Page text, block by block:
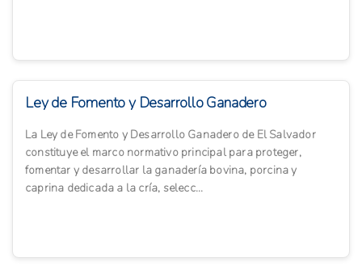
Ley de Fomento y Desarrollo Ganadero
La Ley de Fomento y Desarrollo Ganadero de El Salvador
constituye el marco normativo principal para proteger,
fomentar y desarrollar la ganadería bovina, porcina y
caprina dedicada a la cría, selecc...